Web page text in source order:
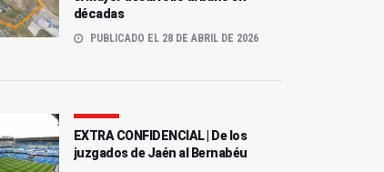
décadas
PUBLICADO EL 28 DE ABRIL DE 2026
EXTRA CONFIDENCIAL | De los
juzgados de Jaén al Bernabéu